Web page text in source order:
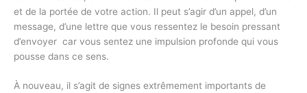
et de la portée de votre action. Il peut s’agir d’un appel, d’un
message, d’une lettre que vous ressentez le besoin pressant
d’envoyer car vous sentez une impulsion profonde qui vous
pousse dans ce sens.
À nouveau, il s’agit de signes extrêmement importants de